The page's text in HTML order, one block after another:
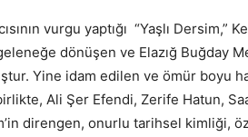
vurgu yaptığı “Yaşlı Dersim,”
dönüşen ve Elazığ Buğday
Yine idam edilen ve ömür boyu
Ali Şer Efendi, Zerife Hatun,
direngen, onurlu tarihsel kimliği,